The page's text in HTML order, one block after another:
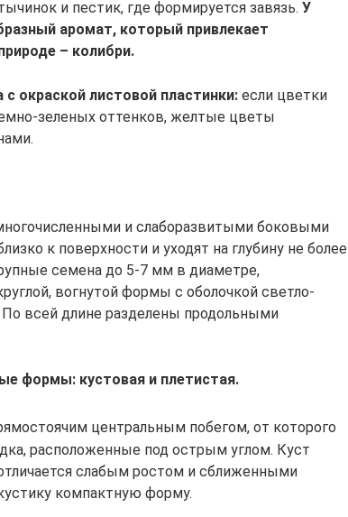
и пестик, где формируется завязь. У
аромат, который привлекает
– колибри.
окраской листовой пластинки: если цветки
зеленых оттенков, желтые цветы
и слаборазвитыми боковыми
к поверхности и уходят на глубину не более
семена до 5-7 мм в диаметре,
вогнутой формы с оболочкой светло-
всей длине разделены продольными
формы: кустовая и плетистая.
центральным побегом, от которого
расположенные под острым углом. Куст
слабым ростом и сближенными
компактную форму.